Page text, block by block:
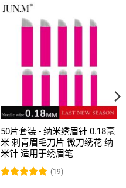
50片套装 - 纳米绣眉针 0.18毫
米 刺青眉毛刀片 微刀绣花 纳
米针 适用于绣眉笔
(19)